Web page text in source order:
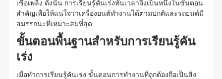
เชื้อเพลิง ดังนั้น การเรียนรู้คันเร่งทันเวลาจึงเป็นหนึ่งในขั้นตอน
สำคัญเพื่อให้แน่ใจว่าเครื่องยนต์ทำงานได้ตามปกติและรถยนต์มี
สมรรถนะที่เหมาะสมที่สุด
ขั้นตอนพื้นฐานสำหรับการเรียนรู้คัน
เร่ง
เมื่อทำการเรียนรู้คันเร่ง ขั้นตอนการทำงานที่ถูกต้องถือเป็นสิ่ง